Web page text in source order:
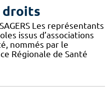
droits
Les représentants
issus d’associations
nommés par le
Régionale de Santé